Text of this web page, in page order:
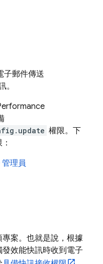
子郵件傳送
。
權限。下
理員
案。也就是說，根據
效能快訊時收到電子